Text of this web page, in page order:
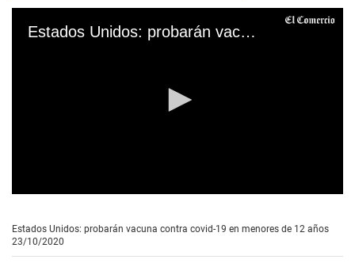
Estados Unidos: probarán vacuna contra covid-19 en menores de 12 años 23/10/2020
e
c
Estados Unidos: probarán vacuna contra covid-19 en menores de 12 años
23/10/2020